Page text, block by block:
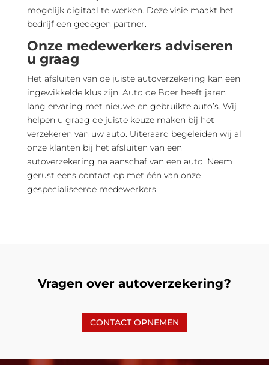
mogelijk digitaal te werken. Deze visie maakt het
bedrijf een gedegen partner.
Onze medewerkers adviseren
u graag
Het afsluiten van de juiste autoverzekering kan een
ingewikkelde klus zijn. Auto de Boer heeft jaren
lang ervaring met nieuwe en gebruikte auto’s. Wij
helpen u graag de juiste keuze maken bij het
verzekeren van uw auto. Uiteraard begeleiden wij al
onze klanten bij het afsluiten van een
autoverzekering na aanschaf van een auto. Neem
gerust eens contact op met één van onze
gespecialiseerde medewerkers
Vragen over autoverzekering?
CONTACT OPNEMEN